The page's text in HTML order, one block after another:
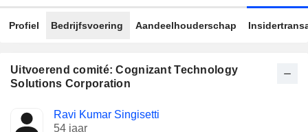
Profiel Bedrijfsvoering Aandeelhouderschap
Uitvoerend comité: Cognizant Technology
Solutions Corporation
Bedrijfsleider
Beklede
functies
Ravi Kumar Singisetti
54 jaar